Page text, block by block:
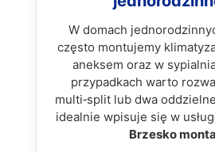
W domach
często montujemy
aneksem oraz w
przypadkach warto
multi‑split lub dwa
idealnie wpisuje się w
Brzesko